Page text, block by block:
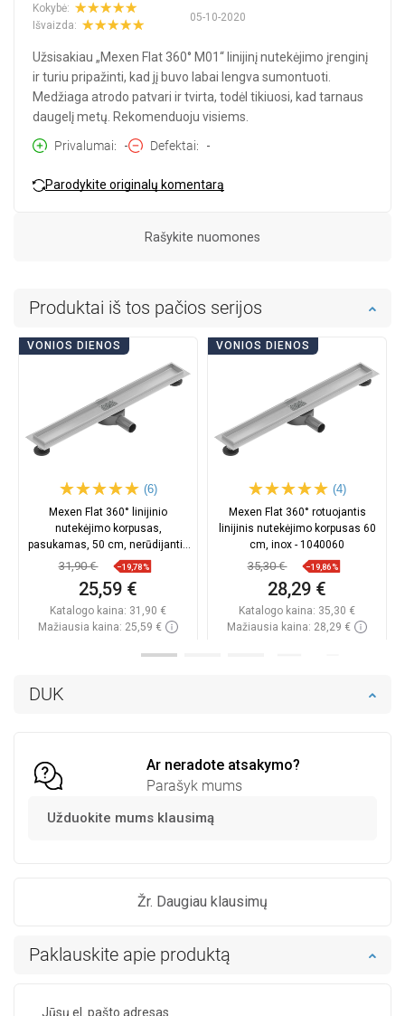
DUK
Ar neradote atsakymo?
Parašyk mums
Užduokite mums klausimą
Žr. Daugiau klausimų
05-10-2020
Kokybė:
Išvaizda:
Užsisakiau „Mexen Flat 360° M01“ linijinį nutekėjimo įrenginį
ir turiu pripažinti, kad jį buvo labai lengva sumontuoti.
Medžiaga atrodo patvari ir tvirta, todėl tikiuosi, kad tarnaus
daugelį metų. Rekomenduoju visiems.
Privalumai
- Defektai -
Parodykite originalų komentarą
Rašykite nuomones
Paklauskite apie produktą
Produktai iš tos pačios serijos
VONIOS DIENOS
(6)
Mexen Flat 360° linijinio
nutekėjimo korpusas,
pasukamas, 50 cm, nerūdijantis
plienas - 1040050
31,90 € −19,78%
25,59 €
Katalogo kaina: 31,90 €
Mažiausia kaina: 25,59 €
VONIOS DIENOS
(4)
Mexen Flat 360° rotuojantis
linijinis nutekėjimo korpusas 60
cm, inox - 1040060
35,30 € −19,86%
28,29 €
Katalogo kaina: 35,30 €
Mažiausia kaina: 28,29 €